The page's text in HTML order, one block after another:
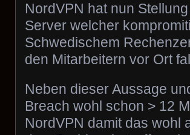
NordVPN hat nun
Server welcher
Schwedischem
den Mitarbeitern vor Ort
Neben dieser Aussage
Breach wohl schon > 12
NordVPN damit das wohl